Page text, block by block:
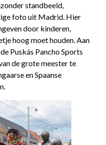
standbeeld,
foto uit Madrid. Hier
door kinderen,
hoog moet houden. Aan
Puskás Pancho Sports
de grote meester te
en Spaanse